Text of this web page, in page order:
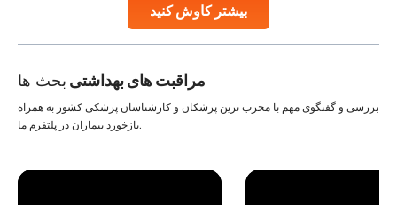
بیشتر کاوش کنید
مراقبت های بهداشتی بحث ها
بررسی و گفتگوی مهم با مجرب ترین پزشکان و کارشناسان پزشکی کشور به همراه
بازخورد بیماران در پلتفرم ما.